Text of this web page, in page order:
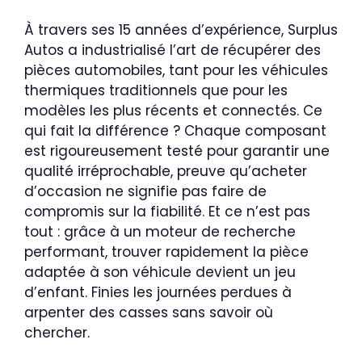
À travers ses 15 années d’expérience, Surplus
Autos a industrialisé l’art de récupérer des
pièces automobiles, tant pour les véhicules
thermiques traditionnels que pour les
modèles les plus récents et connectés. Ce
qui fait la différence ? Chaque composant
est rigoureusement testé pour garantir une
qualité irréprochable, preuve qu’acheter
d’occasion ne signifie pas faire de
compromis sur la fiabilité. Et ce n’est pas
tout : grâce à un moteur de recherche
performant, trouver rapidement la pièce
adaptée à son véhicule devient un jeu
d’enfant. Finies les journées perdues à
arpenter des casses sans savoir où
chercher.